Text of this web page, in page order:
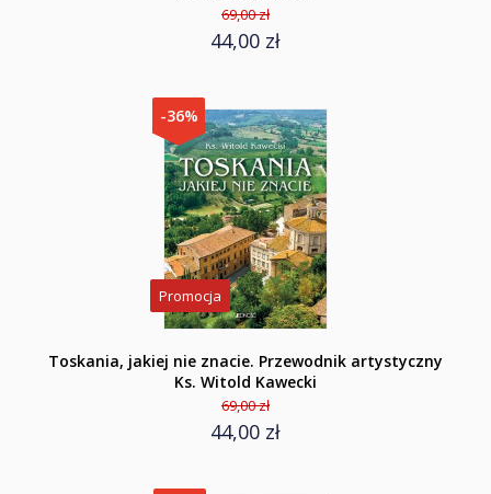
69,00 zł
44,00 zł
-36%
Promocja
Toskania, jakiej nie znacie. Przewodnik artystyczny
Ks. Witold Kawecki
69,00 zł
44,00 zł